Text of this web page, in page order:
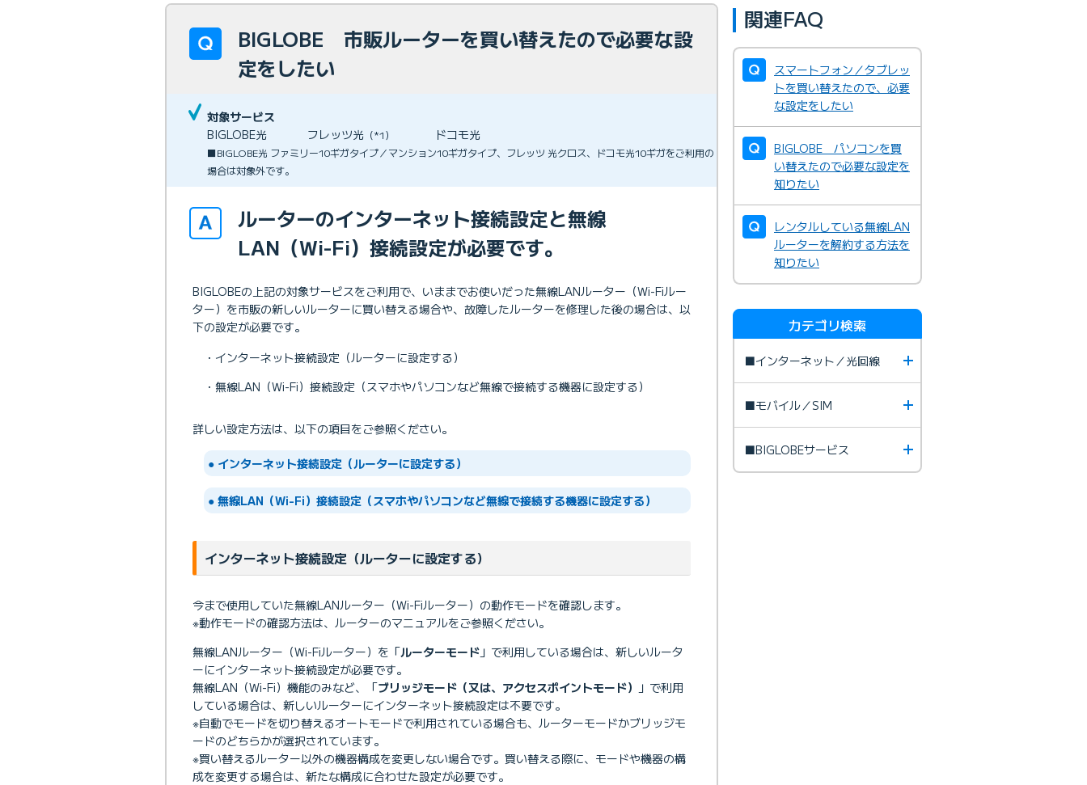
BIGLOBE 市販ルーターを買い替えたので必要な設
定をしたい
対象サービス
BIGLOBE光
フレッツ光 （*1） ドコモ光
■BIGLOBE光 ファミリー10ギガタイプ／マンション10ギガタイプ、フレッツ 光クロス、ドコモ光10ギガをご利用の
場合は対象外です。
ルーターのインターネット接続設定と無線
LAN（Wi-Fi）接続設定が必要です。
BIGLOBEの上記の対象サービスをご利用で、いままでお使いだった無線LANルーター（Wi-Fiルー
ター）を市販の新しいルーターに買い替える場合や、故障したルーターを修理した後の場合は、以
下の設定が必要です。
・インターネット接続設定（ルーターに設定する）
・無線LAN（Wi-Fi）接続設定（スマホやパソコンなど無線で接続する機器に設定する）
詳しい設定方法は、以下の項目をご参照ください。
● インターネット接続設定（ルーターに設定する）
● 無線LAN（Wi-Fi）接続設定（スマホやパソコンなど無線で接続する機器に設定する）
インターネット接続設定（ルーターに設定する）
今まで使用していた無線LANルーター（Wi-Fiルーター）の動作モードを確認します。
※動作モードの確認方法は、ルーターのマニュアルをご参照ください。
無線LANルーター（Wi-Fiルーター）を「ルーターモード 」で利用している場合は、新しいルータ
ーにインターネット接続設定が必要です。
無線LAN（Wi-Fi）機能のみなど、「ブリッジモード（又は、アクセスポイントモード）
」で利用
している場合は、新しいルーターにインターネット接続設定は不要です。
※自動でモードを切り替えるオートモードで利用されている場合も、ルーターモードかブリッジモ
ードのどちらかが選択されています。
※買い替えるルーター以外の機器構成を変更しない場合です。買い替える際に、モードや機器の構
成を変更する場合は、新たな構成に合わせた設定が必要です。
関連FAQ
スマートフォン／タブレッ
トを買い替えたので、必要
な設定をしたい
BIGLOBE パソコンを買
い替えたので必要な設定を
知りたい
レンタルしている無線LAN
ルーターを解約する方法を
知りたい
カテゴリ検索
■インターネット／光回線
■モバイル／SIM
■BIGLOBEサービス